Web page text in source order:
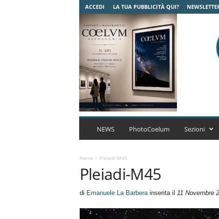
ACCEDI LA TUA PUBBLICITÀ QUI?
C
r
NEWS PhotoCoelum Sezioni
Home > Pleiadi-M45
Pleiadi-M45
di Emanuele La Barberainserita il 11 Novembre